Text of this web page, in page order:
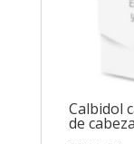
Calbidol
de